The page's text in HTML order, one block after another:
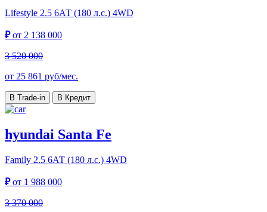
Lifestyle 2.5 6АТ (180 л.с.) 4WD
₽от 2 138 000
3 520 000
от 25 861 руб/мес.
В Trade-in В Кредит
hyundai Santa Fe
Family 2.5 6АТ (180 л.с.) 4WD
₽от 1 988 000
3 370 000